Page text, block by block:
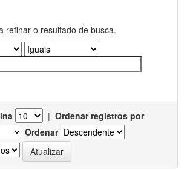
refinar o resultado de busca.
| Ordenar registros por
Ordenar